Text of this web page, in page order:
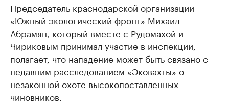
Председатель краснодарской организации
«Южный экологический фронт» Михаил
Абрамян, который вместе с Рудомахой и
Чириковым принимал участие в инспекции,
полагает, что нападение может быть связано с
недавним расследованием «Эковахты» о
незаконной охоте высокопоставленных
чиновников.